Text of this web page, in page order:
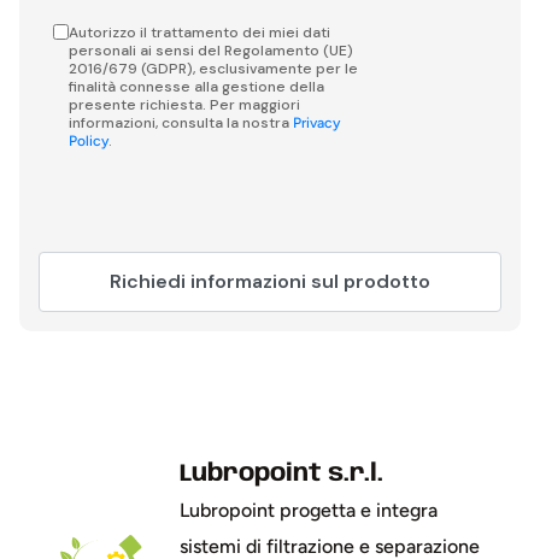
Autorizzo il trattamento dei miei dati
personali ai sensi del Regolamento (UE)
2016/679 (GDPR), esclusivamente per le
finalità connesse alla gestione della
presente richiesta. Per maggiori
informazioni, consulta la nostra Privacy
Policy.
Lubropoint s.r.l.
Lubropoint progetta e integra
sistemi di filtrazione e separazione